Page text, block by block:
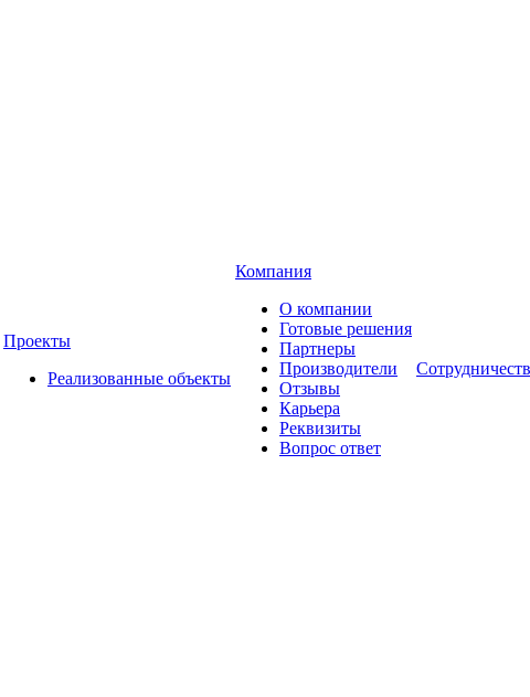
Проекты
Реализованные объекты
Компания
О компании
Готовые решения
Партнеры
Производители
Отзывы
Карьера
Реквизиты
Вопрос ответ